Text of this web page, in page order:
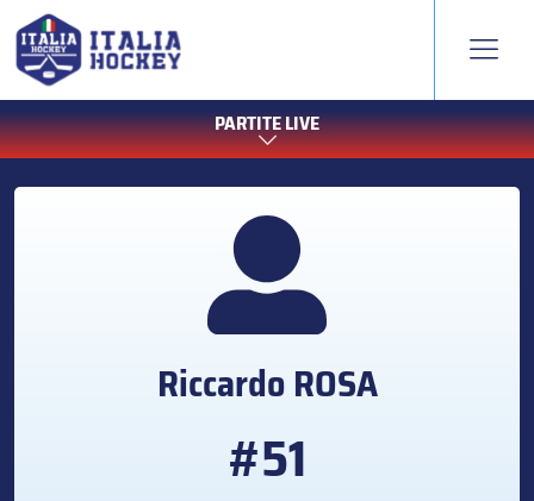
PARTITE LIVE
RiccardoROSA
#51